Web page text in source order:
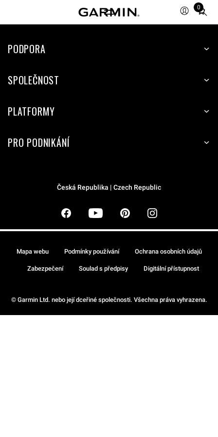
0
Total
items
cart:
PODPORA
SPOLEČNOST
PLATFORMY
PRO PODNIKÁNÍ
Česká Republika | Czech Republic
© Garmin Ltd. nebo její dceřiné společnosti. Všechna práva vyhrazena.
Mapa webu Podmínky používání Ochrana osobních údajů
Zabezpečení Soulad s předpisy Digitální přístupnost